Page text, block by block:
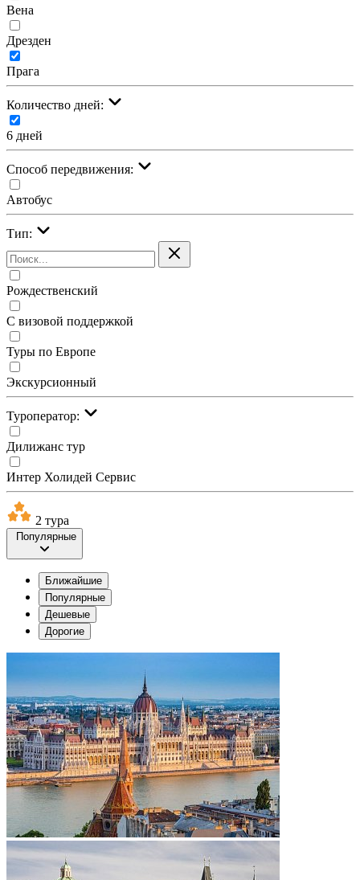
Вена
Дрезден
Прага
Количество дней:
6 дней
Cпособ передвижения:
Автобус
Тип:
Рождественский
С визовой поддержкой
Туры по Европе
Экскурсионный
Туроператор:
Дилижанс тур
Интер Холидей Сервис
2 тура
Популярные
Ближайшие
Популярные
Дешевые
Дорогие